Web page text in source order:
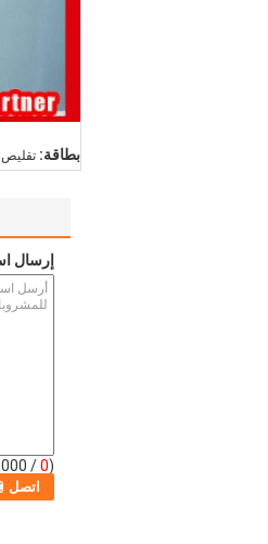
بطاقة: تقليص
إرسال
(
0
/ 3000)